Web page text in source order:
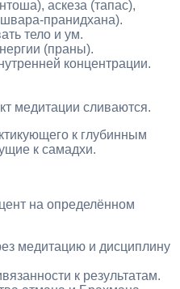
аскеза (тапас),
тело и ум.
(праны).
концентрации.
медитации сливаются.
к глубинным
к самадхи.
на определённом
медитацию и дисциплину
к результатам.